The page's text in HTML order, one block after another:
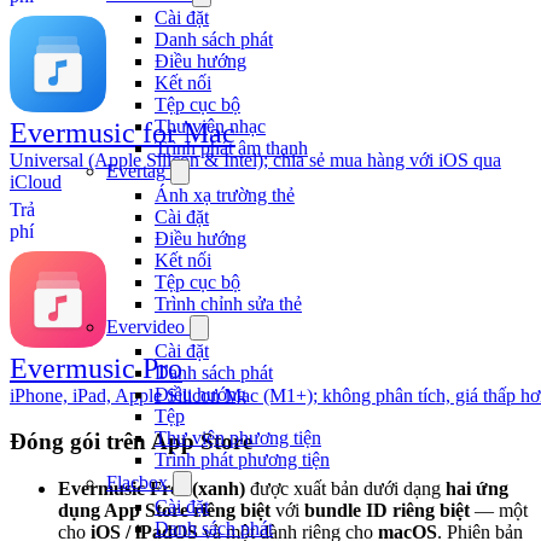
Cài đặt
Danh sách phát
Điều hướng
Kết nối
Tệp cục bộ
Thư viện nhạc
Trình phát âm thanh
Evertag
Ánh xạ trường thẻ
Cài đặt
Điều hướng
Kết nối
Tệp cục bộ
Trình chỉnh sửa thẻ
Evervideo
Cài đặt
Danh sách phát
Điều hướng
Tệp
Thư viện phương tiện
Trình phát phương tiện
Flacbox
Cài đặt
Danh sách phát
Evermusic for Mac
Universal (Apple Silicon & Intel); chia sẻ mua hàng với iOS qua
iCloud
Evermusic Pro
iPhone, iPad, Apple Silicon Mac (M1+); không phân tích, giá thấp
Trả
phí
Đóng gói trên App Store
Evermusic Free (xanh) được xuất bản dưới dạng hai ứng
dụng App Store riêng biệt với bundle ID riêng biệt — một
cho iOS / iPadOSvà một dành riêng cho macOS. Phiên bản